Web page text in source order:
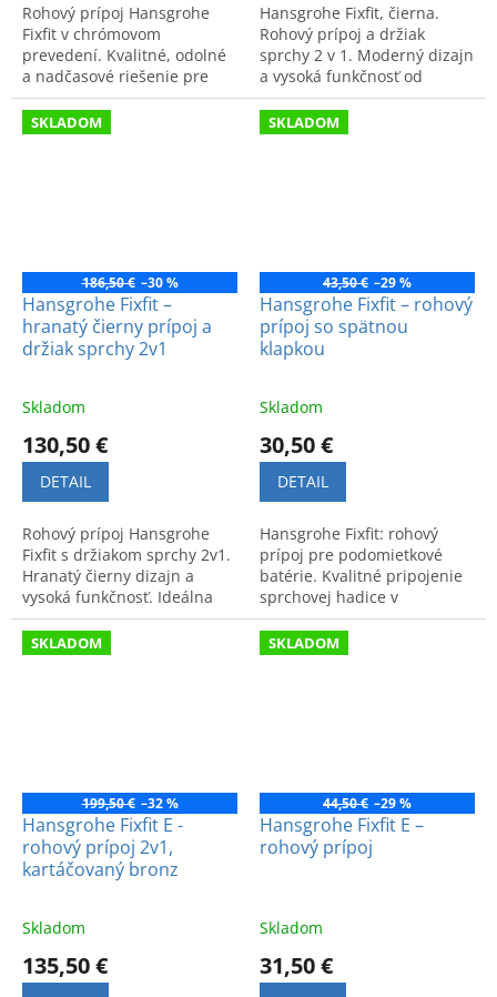
Rohový prípoj Hansgrohe
Fixfit v chrómovom
prevedení. Kvalitné, odolné
a nadčasové riešenie pre
moderný sprchový systém.
Hansgrohe Fixfit, čierna.
Rohový prípoj a držiak
sprchy 2 v 1. Moderný dizajn
a vysoká funkčnosť od
značky Hansgrohe.
SKLADOM
186,50 € –30 %
Hansgrohe Fixfit –
hranatý čierny prípoj a
držiak sprchy 2v1
Skladom
130,50 €
DETAIL
Rohový prípoj Hansgrohe
Fixfit s držiakom sprchy 2v1.
Hranatý čierny dizajn a
vysoká funkčnosť. Ideálna
voľba pre moderný sprchový
kút.
SKLADOM
43,50 € –29 %
Hansgrohe Fixfit – rohový
prípoj so spätnou
klapkou
Skladom
30,50 €
DETAIL
Hansgrohe Fixfit: rohový
prípoj pre podomietkové
batérie. Kvalitné pripojenie
sprchovej hadice v
elegantnom dizajne. Kód
produktu: 26457000.
SKLADOM
199,50 € –32 %
Hansgrohe Fixfit E -
rohový prípoj 2v1,
kartáčovaný bronz
Skladom
135,50 €
SKLADOM
44,50 € –29 %
Hansgrohe Fixfit E –
rohový prípoj
Skladom
31,50 €